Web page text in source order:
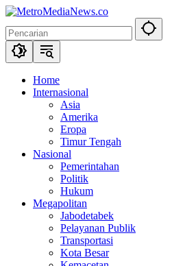
Langsung
konten
Home
Internasional
Asia
Amerika
Eropa
Timur Tengah
Nasional
Pemerintahan
Politik
Hukum
Megapolitan
Jabodetabek
Pelayanan Publik
Transportasi
Kota Besar